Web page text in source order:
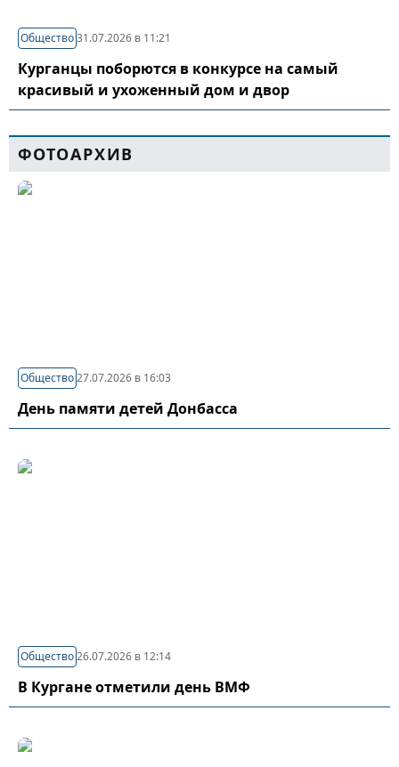
Общество31.07.2026 в 11:21
Курганцы поборются в конкурсе на самый
красивый и ухоженный дом и двор
ФОТОАРХИВ
Общество27.07.2026 в 16:03
День памяти детей Донбасса
Общество26.07.2026 в 12:14
В Кургане отметили день ВМФ